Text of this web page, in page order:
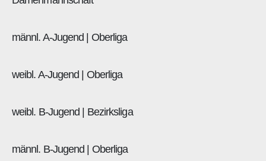
männl. A-Jugend | Oberliga
weibl. A-Jugend | Oberliga
weibl. B-Jugend | Bezirksliga
männl. B-Jugend | Oberliga